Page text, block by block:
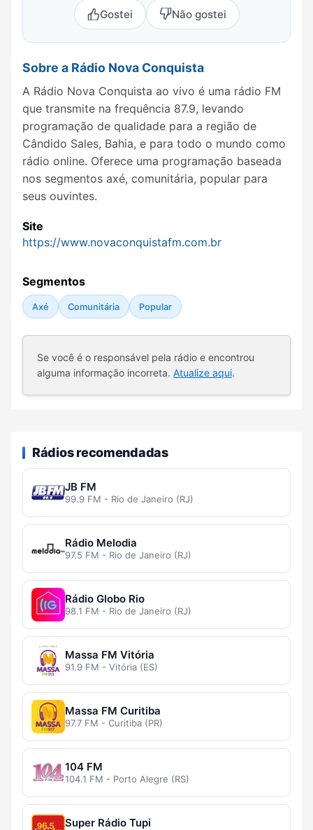
Gostei Não gostei
Sobre a Rádio Nova Conquista
A Rádio Nova Conquista ao vivo é uma rádio FM
que transmite na frequência 87.9, levando
programação de qualidade para a região de
Cândido Sales, Bahia, e para todo o mundo como
rádio online. Oferece uma programação baseada
nos segmentos axé, comunitária, popular para
seus ouvintes.
Site
https://www.novaconquistafm.com.br
Segmentos
Axé Comunitária Popular
Se você é o responsável pela rádio e encontrou
alguma informação incorreta. Atualize aqui.
Rádios recomendadas
JB FM
99.9 FM - Rio de Janeiro (RJ)
Rádio Melodia
97.5 FM - Rio de Janeiro (RJ)
Rádio Globo Rio
98.1 FM - Rio de Janeiro (RJ)
Massa FM Vitória
91.9 FM - Vitória (ES)
Massa FM Curitiba
97.7 FM - Curitiba (PR)
104 FM
104.1 FM - Porto Alegre (RS)
Super Rádio Tupi